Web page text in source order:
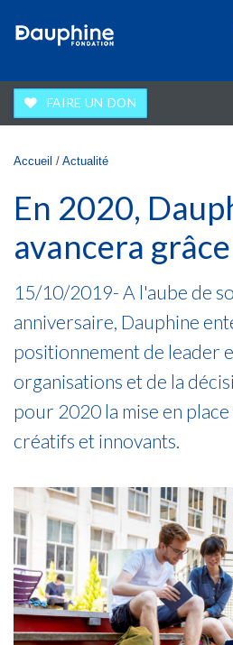
FAIRE UN DON
Vous êtes ici
Accueil / Actualité
En 2020,
avancera
15/10/2019- A l'aube de
anniversaire, Dauphine
positionnement de leader
organisations et de la
pour 2020 la mise en
créatifs et innovants.